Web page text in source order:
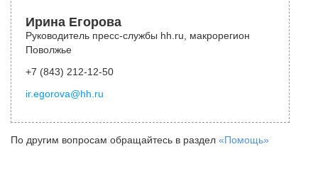
Ирина Егорова
Руководитель пресс-службы hh.ru, макрорегион
Поволжье
+7 (843) 212-12-50
ir.egorova@hh.ru
По другим вопросам обращайтесь в раздел «Помощь»